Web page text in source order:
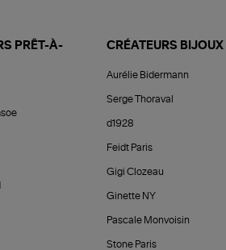
PRÊT-À-
CRÉATEURS BIJOUX
Aurélie Bidermann
Serge Thoraval
d1928
Feidt Paris
Gigi Clozeau
Ginette NY
Pascale Monvoisin
Stone Paris